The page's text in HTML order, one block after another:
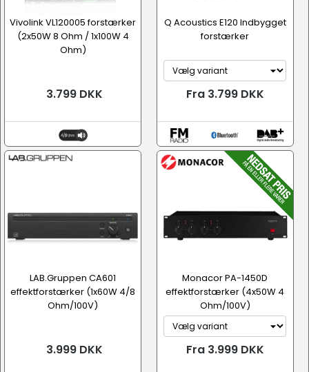
Vivolink VL120005 forstærker
(2x50W 8 Ohm / 1x100W 4
Ohm)
3.799 DKK
Q Acoustics E120 Indbygget
forstærker
Fra 3.799 DKK
LAB.Gruppen CA601
effektforstærker (1x60W 4/8
Ohm/100V)
3.999 DKK
Monacor PA-1450D
effektforstærker (4x50W 4
Ohm/100V)
Fra 3.999 DKK